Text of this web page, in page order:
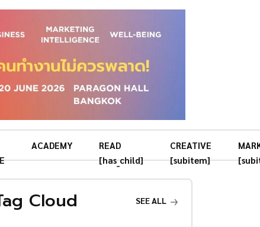
ACADEMY
READ
[has_child]
CREATIVE
[subitem]
Cloud SEE ALL